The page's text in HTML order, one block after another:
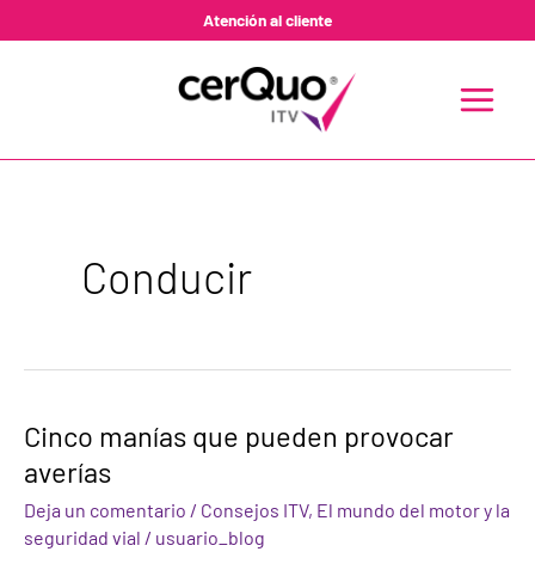
Atención al cliente
MENU
Conducir
Cinco manías que pueden provocar
averías
Deja un comentario / Consejos ITV, El mundo del motor y la
seguridad vial / usuario_blog
Cinco
manías
que
provocar
averías